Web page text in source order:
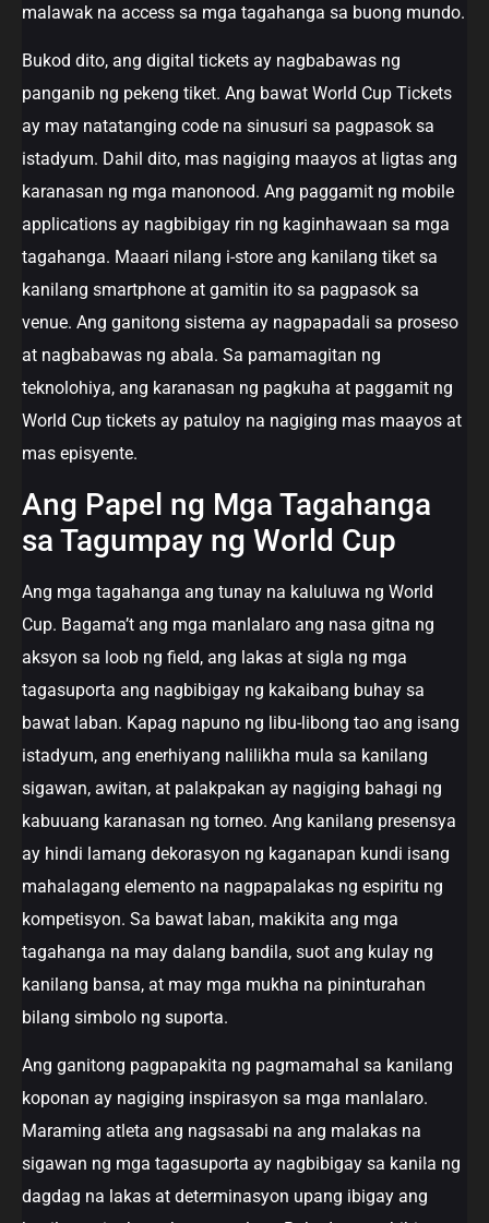
malawak na access sa mga tagahanga sa buong mundo.
Bukod dito, ang digital tickets ay nagbabawas ng
panganib ng pekeng tiket. Ang bawat World Cup Tickets
ay may natatanging code na sinusuri sa pagpasok sa
istadyum. Dahil dito, mas nagiging maayos at ligtas ang
karanasan ng mga manonood. Ang paggamit ng mobile
applications ay nagbibigay rin ng kaginhawaan sa mga
tagahanga. Maaari nilang i-store ang kanilang tiket sa
kanilang smartphone at gamitin ito sa pagpasok sa
venue. Ang ganitong sistema ay nagpapadali sa proseso
at nagbabawas ng abala. Sa pamamagitan ng
teknolohiya, ang karanasan ng pagkuha at paggamit ng
World Cup tickets ay patuloy na nagiging mas maayos at
mas episyente.
Ang Papel ng Mga Tagahanga
sa Tagumpay ng World Cup
Ang mga tagahanga ang tunay na kaluluwa ng World
Cup. Bagama’t ang mga manlalaro ang nasa gitna ng
aksyon sa loob ng field, ang lakas at sigla ng mga
tagasuporta ang nagbibigay ng kakaibang buhay sa
bawat laban. Kapag napuno ng libu-libong tao ang isang
istadyum, ang enerhiyang nalilikha mula sa kanilang
sigawan, awitan, at palakpakan ay nagiging bahagi ng
kabuuang karanasan ng torneo. Ang kanilang presensya
ay hindi lamang dekorasyon ng kaganapan kundi isang
mahalagang elemento na nagpapalakas ng espiritu ng
kompetisyon. Sa bawat laban, makikita ang mga
tagahanga na may dalang bandila, suot ang kulay ng
kanilang bansa, at may mga mukha na pininturahan
bilang simbolo ng suporta.
Ang ganitong pagpapakita ng pagmamahal sa kanilang
koponan ay nagiging inspirasyon sa mga manlalaro.
Maraming atleta ang nagsasabi na ang malakas na
sigawan ng mga tagasuporta ay nagbibigay sa kanila ng
dagdag na lakas at determinasyon upang ibigay ang